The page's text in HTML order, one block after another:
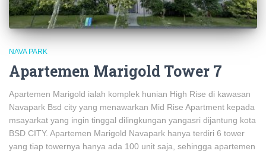
NAVA PARK
Apartemen Marigold Tower 7
Apartemen Marigold ialah komplek hunian High Rise di kawasan
Navapark Bsd city yang menawarkan Mid Rise Apartment kepada
msayarkat yang ingin tinggal dilingkungan yangasri dijantung kota
BSD CITY. Apartemen Marigold Navapark hanya terdiri 6 tower
yang tiap towernya hanya ada 100 unit saja, sehingga apartemen